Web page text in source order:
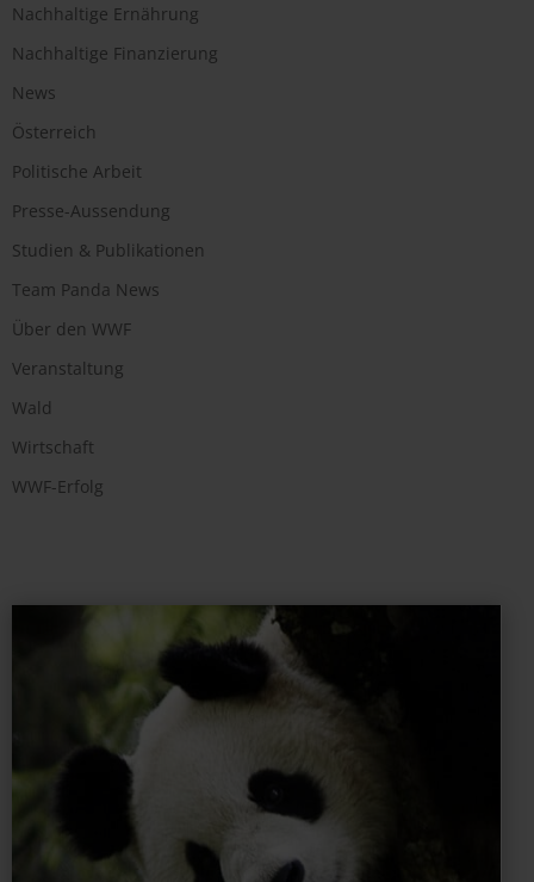
Nachhaltige Ernährung
Nachhaltige Finanzierung
News
Österreich
Politische Arbeit
Presse-Aussendung
Studien & Publikationen
Team Panda News
Über den WWF
Veranstaltung
Wald
Wirtschaft
WWF-Erfolg